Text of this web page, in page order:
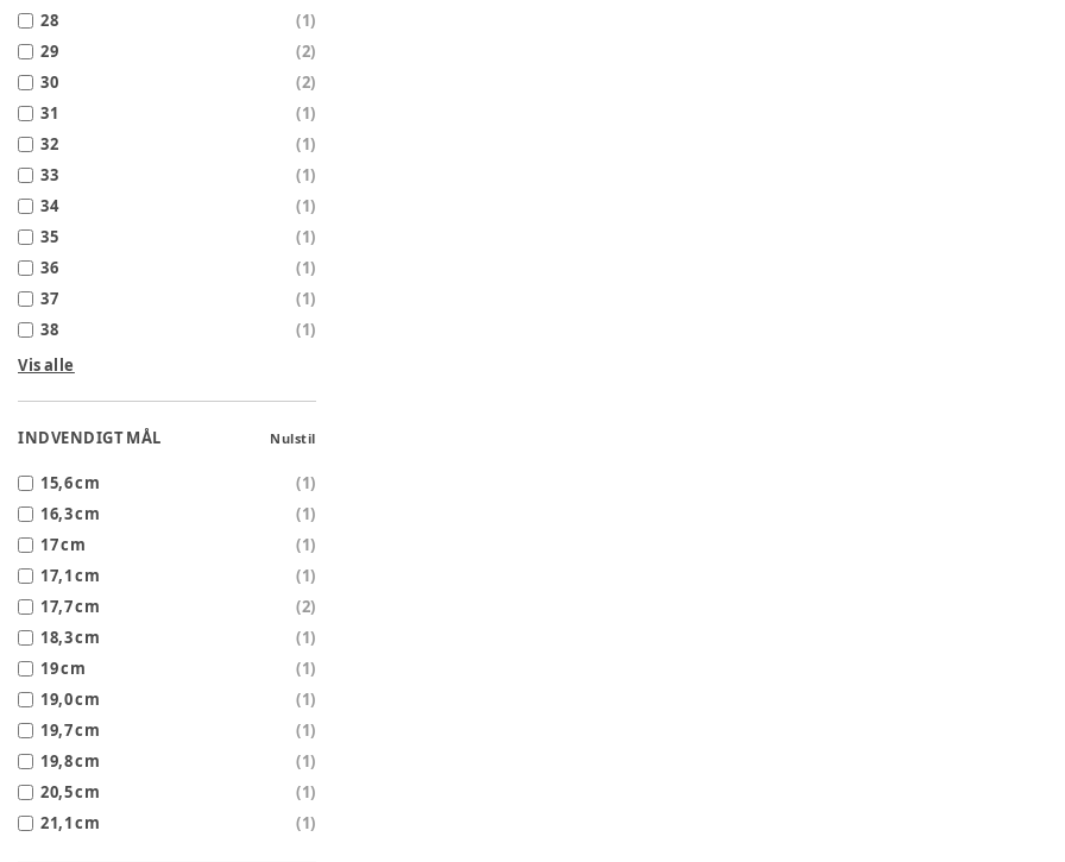
28
(1)
29
(2)
30
(2)
31
(1)
32
(1)
33
(1)
34
(1)
35
(1)
36
(1)
37
(1)
38
(1)
Vis alle
INDVENDIGT MÅL Nulstil
15,6 cm (1)
16,3 cm
(1)
17 cm
(1)
17,1 cm
(1)
17,7 cm
(2)
18,3 cm
(1)
19 cm
(1)
19,0 cm
(1)
19,7 cm
(1)
19,8 cm
(1)
20,5 cm
(1)
21,1 cm
(1)